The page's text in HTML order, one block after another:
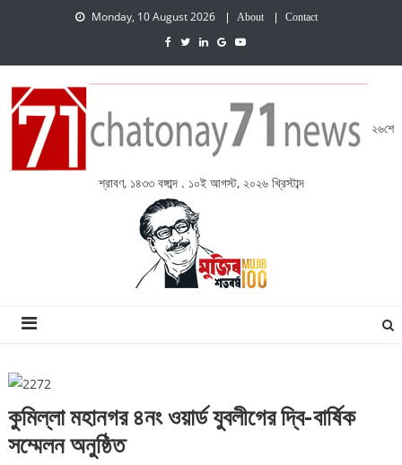
Monday, 10 August 2026 About Contact
২৬শে
শ্রাবণ, ১৪৩৩ বঙ্গাব্দ . ১০ই আগস্ট, ২০২৬ খ্রিস্টাব্দ
কুমিল্লা মহানগর ৪নং ওয়ার্ড যুবলীগের দ্বি-বার্ষিক
সম্মেলন অনুষ্ঠিত